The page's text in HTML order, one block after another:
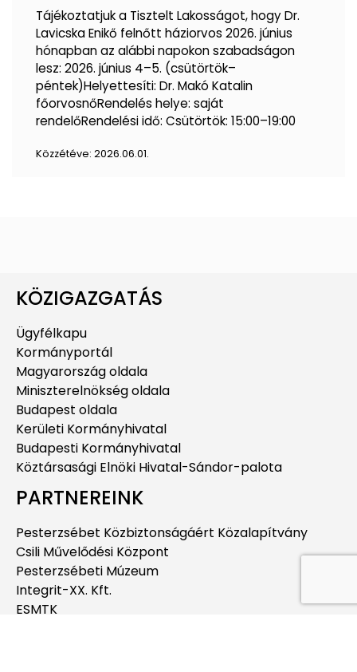
Tájékoztatjuk a Tisztelt Lakosságot, hogy Dr.
Lavicska Enikő felnőtt háziorvos 2026. június
hónapban az alábbi napokon szabadságon
lesz: 2026. június 4–5. (csütörtök–
péntek)Helyettesíti: Dr. Makó Katalin
főorvosnőRendelés helye: saját
rendelőRendelési idő: Csütörtök: 15:00–19:00
Közzétéve: 2026.06.01.
KÖZIGAZGATÁS
Ügyfélkapu
Kormányportál
Magyarország oldala
Miniszterelnökség oldala
Budapest oldala
Kerületi Kormányhivatal
Budapesti Kormányhivatal
Köztársasági Elnöki Hivatal-Sándor-palota
PARTNEREINK
Pesterzsébet Közbiztonságáért Közalapítvány
Csili Művelődési Központ
Pesterzsébeti Múzeum
Integrit-XX. Kft.
ESMTK